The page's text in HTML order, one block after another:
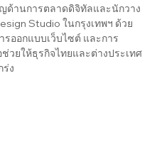
ด้านการตลาดดิจิทัลและนักวาง
Studio ในกรุงเทพฯ ด้วย
ออกแบบเว็บไซต์ และการ
วยให้ธุรกิจไทยและต่างประเทศ
ง